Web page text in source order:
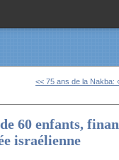
<< 75 ans de la Nakba:
60 enfants,
israélienne